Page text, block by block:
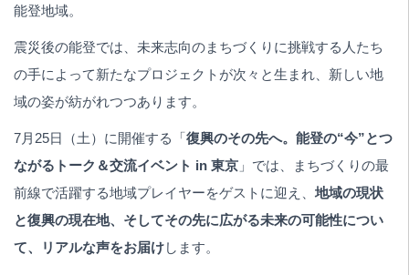
能登地域。
震災後の能登では、未来志向のまちづくりに挑戦する人たち
の手によって新たなプロジェクトが次々と生まれ、新しい地
域の姿が紡がれつつあります。
7月25日（土）に開催する「復興のその先へ。能登の“今”とつ
ながるトーク＆交流イベント in 東京 」では、まちづくりの最
前線で活躍する地域プレイヤーをゲストに迎え、 地域の現状
と復興の現在地、そしてその先に広がる未来の可能性につい
て、リアルな声をお届けします。